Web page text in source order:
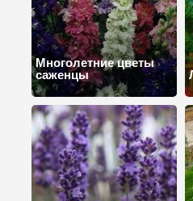
Многолетние цветы
саженцы